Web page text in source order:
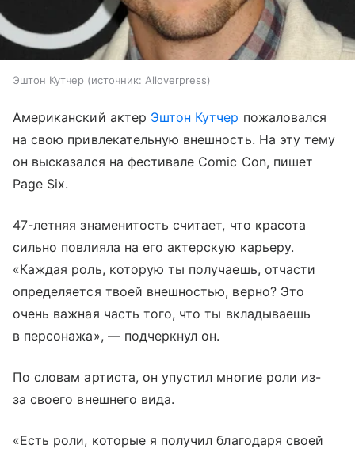
Эштон Кутчер источник: Alloverpress
Американский актер Эштон Кутчер пожаловался
на свою привлекательную внешность. На эту тему
он высказался на фестивале Comic Con, пишет
Page Six.
47-летняя знаменитость считает, что красота
сильно повлияла на его актерскую карьеру.
«Каждая роль, которую ты получаешь, отчасти
определяется твоей внешностью, верно? Это
очень важная часть того, что ты вкладываешь
в персонажа», — подчеркнул он.
По словам артиста, он упустил многие роли из-
за своего внешнего вида.
«Есть роли, которые я получил благодаря своей